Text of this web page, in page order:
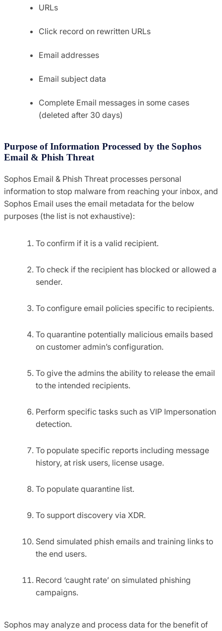
URLs
Click record on rewritten URLs
Email addresses
Email subject data
Complete Email messages in some cases
(deleted after 30 days)
Purpose of Information Processed by the Sophos
Email & Phish Threat
Sophos Email & Phish Threat processes personal
information to stop malware from reaching your inbox, and
Sophos Email uses the email metadata for the below
purposes (the list is not exhaustive):
To confirm if it is a valid recipient.
To check if the recipient has blocked or allowed a
sender.
To configure email policies specific to recipients.
To quarantine potentially malicious emails based
on customer admin’s configuration.
To give the admins the ability to release the email
to the intended recipients.
Perform specific tasks such as VIP Impersonation
detection.
To populate specific reports including message
history, at risk users, license usage.
To populate quarantine list.
To support discovery via XDR.
Send simulated phish emails and training links to
the end users.
Record ‘caught rate’ on simulated phishing
campaigns.
Sophos may analyze and process data for the benefit of